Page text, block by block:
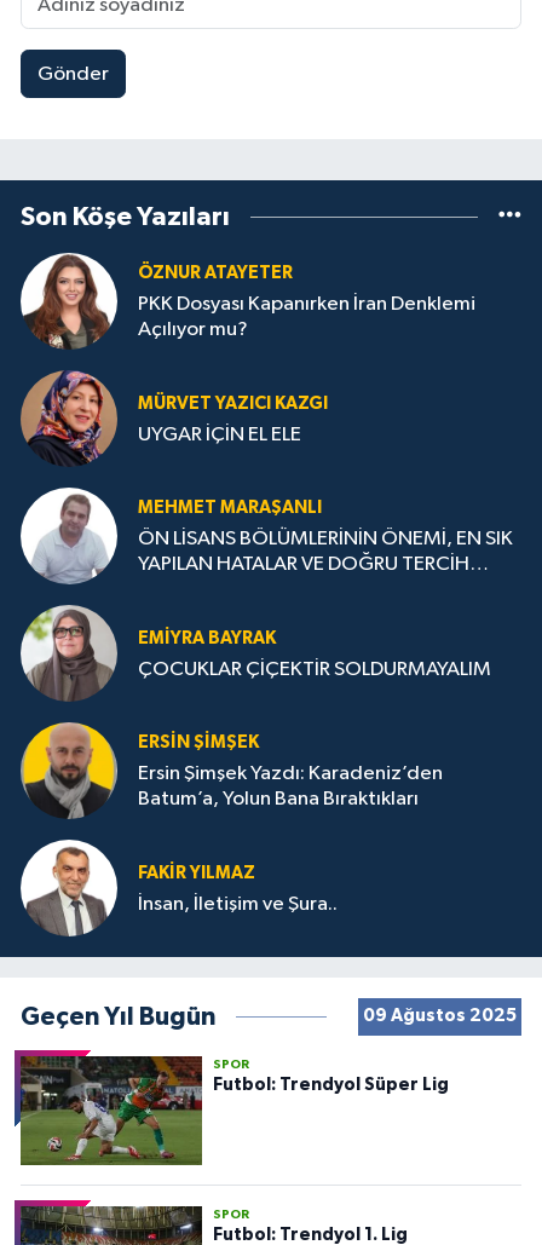
Gönder
Son Köşe Yazıları
ÖZNUR ATAYETER
PKK Dosyası Kapanırken İran Denklemi
Açılıyor mu?
MÜRVET YAZICI KAZGI
UYGAR İÇİN EL ELE
MEHMET MARAŞANLI
ÖN LİSANS BÖLÜMLERİNİN ÖNEMİ, EN SIK
YAPILAN HATALAR VE DOĞRU TERCİH
EMIYRA BAYRAK
ÇOCUKLAR ÇİÇEKTİR SOLDURMAYALIM
ERSIN ŞIMŞEK
Ersin Şimşek Yazdı: Karadeniz’den
Batum’a, Yolun Bana Bıraktıkları
FAKIR YILMAZ
İnsan, İletişim ve Şura..
Geçen Yıl Bugün 09 Ağustos 2025
SPOR
Futbol: Trendyol Süper Lig
SPOR
Futbol: Trendyol 1. Lig